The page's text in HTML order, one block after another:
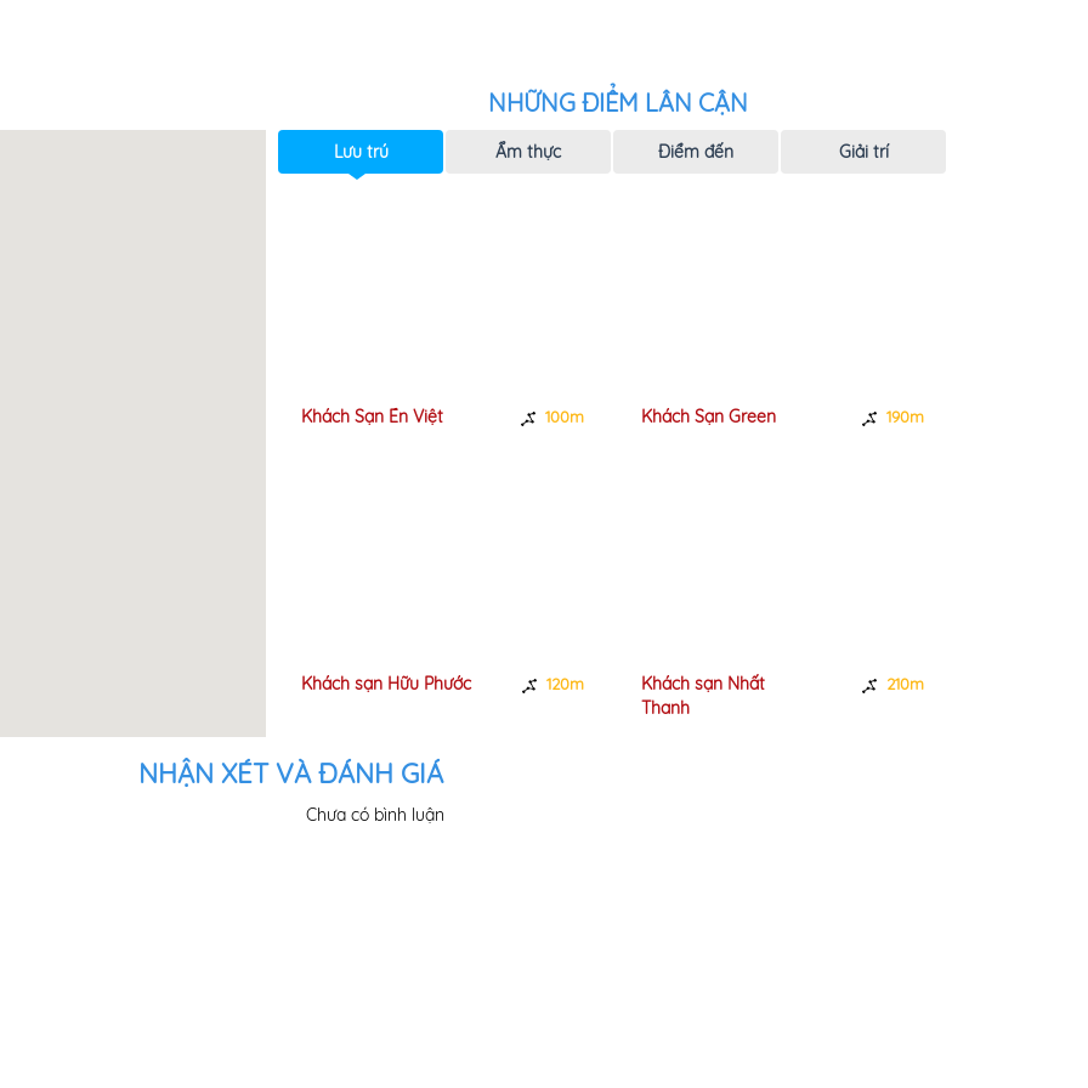
NHỮNG ĐIỂM LÂN CẬN
Lưu trú Ẩm thực Điểm đến Giải trí
Khách Sạn Én Việt 100m
Khách sạn Hữu Phước 120m
Khách Sạn Green 190m
Khách sạn Nhất
Thanh
210m
NHẬN XÉT VÀ ĐÁNH GIÁ
Chưa có bình luận